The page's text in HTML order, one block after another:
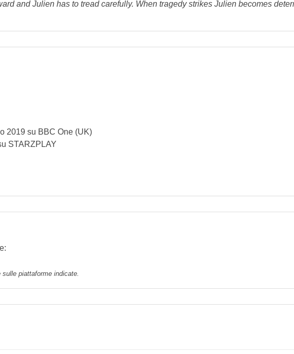
and Julien has to tread carefully. When tragedy strikes Julien becomes
2019 su BBC One (UK)
STARZPLAY
piattaforme indicate.